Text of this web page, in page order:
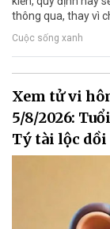
thông qua, thay vì
Cuộc sống xanh
Xem tử vi
5/8/2026:
Tý tài lộc dồi